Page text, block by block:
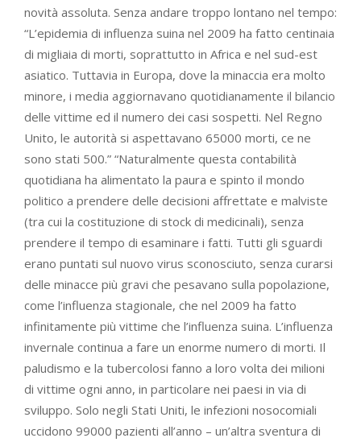
novità assoluta. Senza andare troppo lontano nel tempo:
“L’epidemia di influenza suina nel 2009 ha fatto centinaia
di migliaia di morti, soprattutto in Africa e nel sud-est
asiatico. Tuttavia in Europa, dove la minaccia era molto
minore, i media aggiornavano quotidianamente il bilancio
delle vittime ed il numero dei casi sospetti. Nel Regno
Unito, le autorità si aspettavano 65000 morti, ce ne
sono stati 500.” “Naturalmente questa contabilità
quotidiana ha alimentato la paura e spinto il mondo
politico a prendere delle decisioni affrettate e malviste
(tra cui la costituzione di stock di medicinali), senza
prendere il tempo di esaminare i fatti. Tutti gli sguardi
erano puntati sul nuovo virus sconosciuto, senza curarsi
delle minacce più gravi che pesavano sulla popolazione,
come l’influenza stagionale, che nel 2009 ha fatto
infinitamente più vittime che l’influenza suina. L’influenza
invernale continua a fare un enorme numero di morti. Il
paludismo e la tubercolosi fanno a loro volta dei milioni
di vittime ogni anno, in particolare nei paesi in via di
sviluppo. Solo negli Stati Uniti, le infezioni nosocomiali
uccidono 99000 pazienti all’anno – un’altra sventura di